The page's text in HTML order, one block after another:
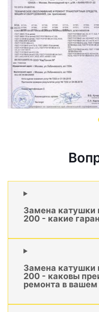
Замена катушки
200 - какие
Замена катушки
200 - каковы
ремонта в